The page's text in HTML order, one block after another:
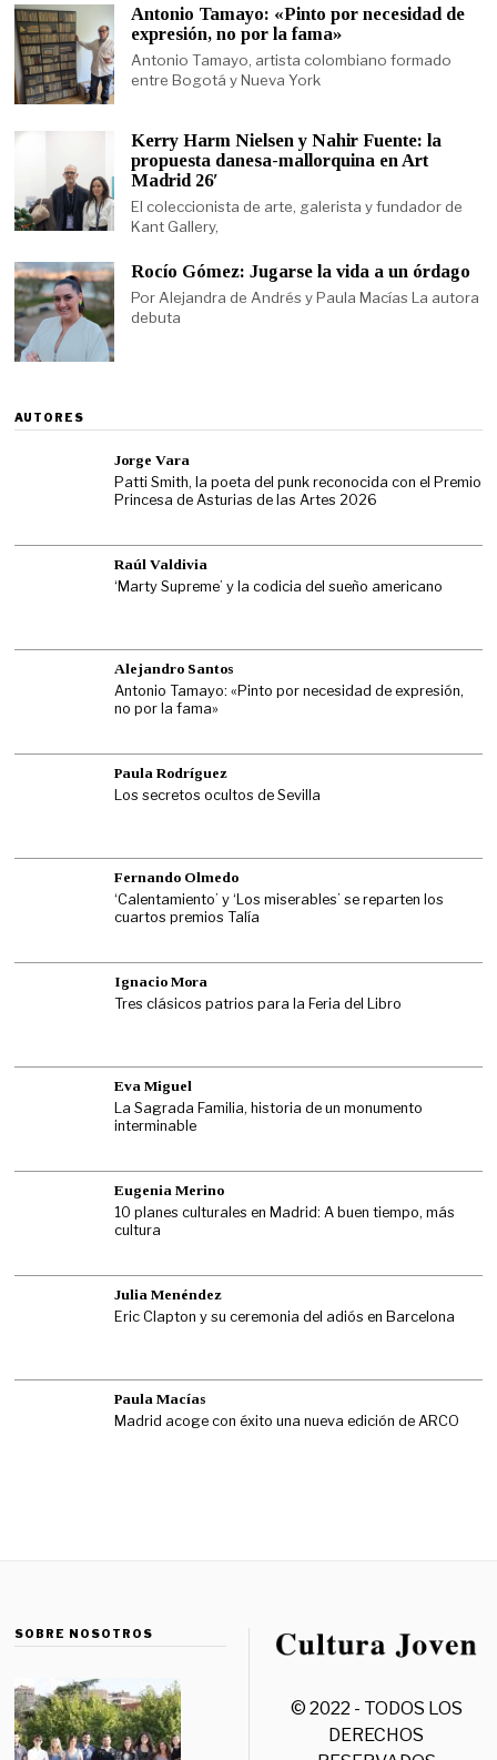
Antonio Tamayo: «Pinto por necesidad de
expresión, no por la fama»
Antonio Tamayo, artista colombiano formado
entre Bogotá y Nueva York
Kerry Harm Nielsen y Nahir Fuente: la
propuesta danesa-mallorquina en Art
Madrid 26′
El coleccionista de arte, galerista y fundador de
Kant Gallery,
Rocío Gómez: Jugarse la vida a un órdago
Por Alejandra de Andrés y Paula Macías La autora
debuta
AUTORES
Jorge Vara
Patti Smith, la poeta del punk reconocida con el Premio
Princesa de Asturias de las Artes 2026
Raúl Valdivia
‘Marty Supreme’ y la codicia del sueño americano
Alejandro Santos
Antonio Tamayo: «Pinto por necesidad de expresión,
no por la fama»
Paula Rodríguez
Los secretos ocultos de Sevilla
Fernando Olmedo
‘Calentamiento’ y ‘Los miserables’ se reparten los
cuartos premios Talía
Ignacio Mora
Tres clásicos patrios para la Feria del Libro
Eva Miguel
La Sagrada Familia, historia de un monumento
interminable
Eugenia Merino
10 planes culturales en Madrid: A buen tiempo, más
cultura
Julia Menéndez
Eric Clapton y su ceremonia del adiós en Barcelona
Paula Macías
Madrid acoge con éxito una nueva edición de ARCO
SOBRE NOSOTROS
© 2022 - TODOS LOS
DERECHOS